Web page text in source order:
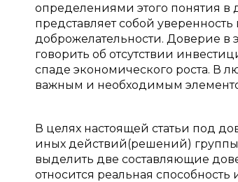
определениями этого понятия в
представляет собой
доброжелательности. Доверие в
говорить об отсутствии
спаде экономического роста. В
важным и необходимым
В целях настоящей статьи под
иных действий(решений)
выделить две составляющие
относится реальная